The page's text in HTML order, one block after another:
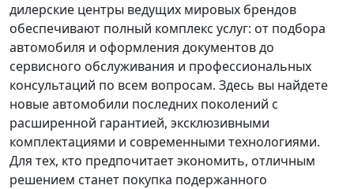
дилерские центры ведущих мировых брендов
обеспечивают полный комплекс услуг: от подбора
автомобиля и оформления документов до
сервисного обслуживания и профессиональных
консультаций по всем вопросам. Здесь вы найдете
новые автомобили последних поколений с
расширенной гарантией, эксклюзивными
комплектациями и современными технологиями.
Для тех, кто предпочитает экономить, отличным
решением станет покупка подержанного